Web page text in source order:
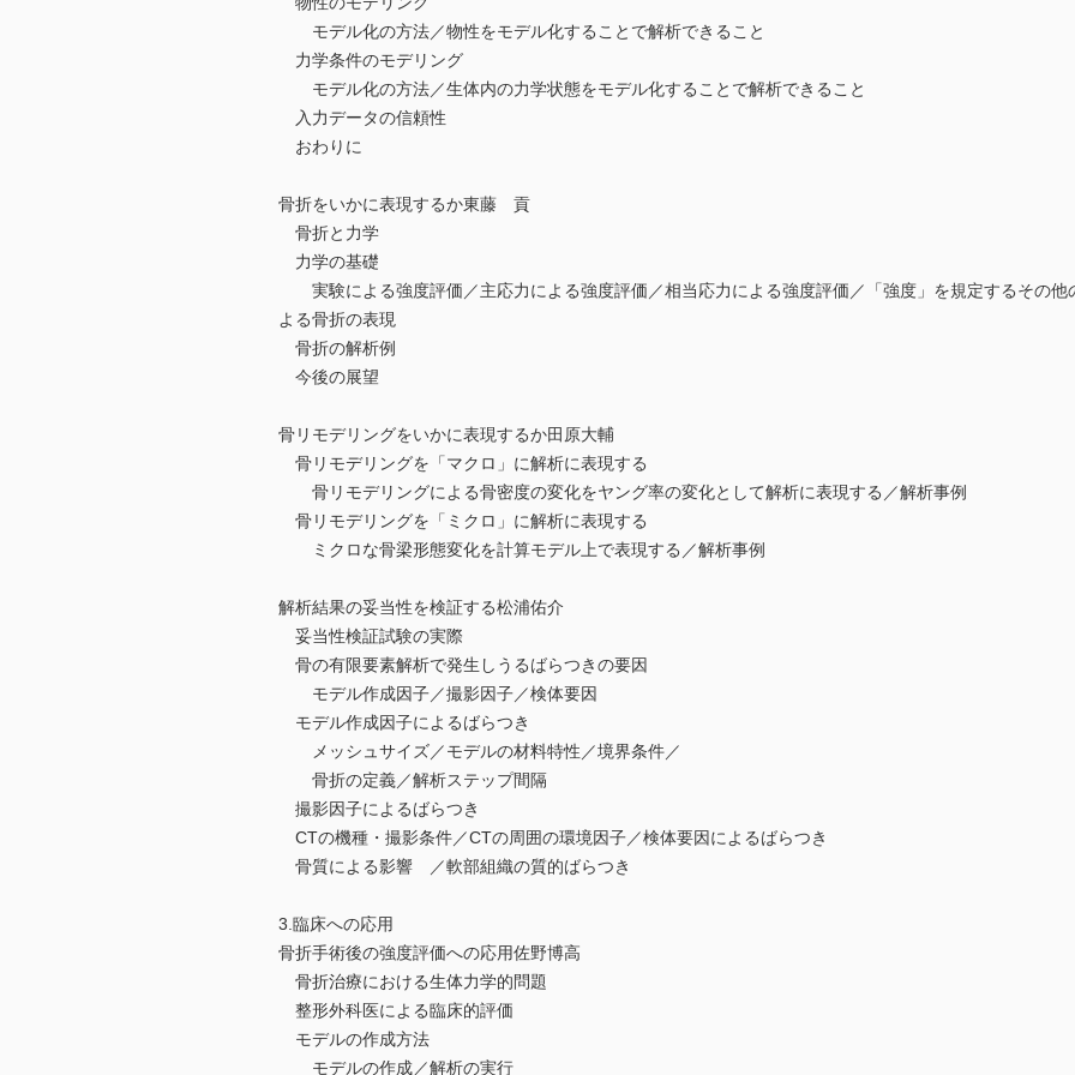
モデル化の方法／物性をモデル化することで解析できること
力学条件のモデリング
モデル化の方法／生体内の力学状態をモデル化することで解析できること
入力データの信頼性
おわりに
骨折をいかに表現するか東藤 貢
骨折と力学
力学の基礎
実験による強度評価／主応力による強度評価／相当応力による強度評価／「強度」を規定するその
よる骨折の表現
骨折の解析例
今後の展望
骨リモデリングをいかに表現するか田原大輔
骨リモデリングを「マクロ」に解析に表現する
骨リモデリングによる骨密度の変化をヤング率の変化として解析に表現する／解析事例
骨リモデリングを「ミクロ」に解析に表現する
ミクロな骨梁形態変化を計算モデル上で表現する／解析事例
解析結果の妥当性を検証する松浦佑介
妥当性検証試験の実際
骨の有限要素解析で発生しうるばらつきの要因
モデル作成因子／撮影因子／検体要因
モデル作成因子によるばらつき
メッシュサイズ／モデルの材料特性／境界条件／
骨折の定義／解析ステップ間隔
撮影因子によるばらつき
CTの機種・撮影条件／CTの周囲の環境因子／検体要因によるばらつき
骨質による影響 ／軟部組織の質的ばらつき
3.臨床への応用
骨折手術後の強度評価への応用佐野博高
骨折治療における生体力学的問題
整形外科医による臨床的評価
モデルの作成方法
モデルの作成／解析の実行